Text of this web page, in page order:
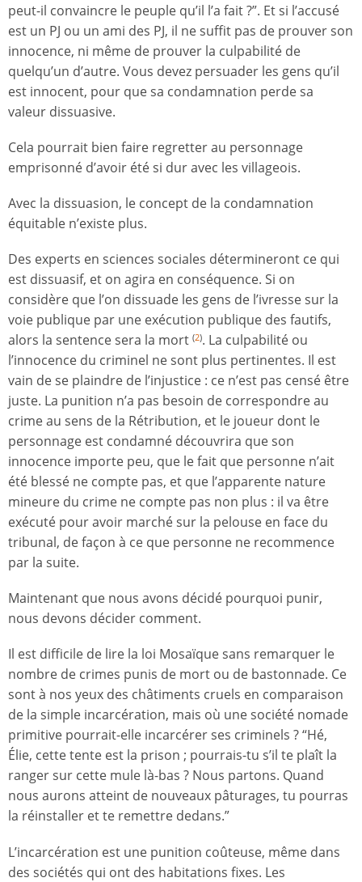
peut-il convaincre le peuple qu’il l’a fait ?”. Et si l’accusé
est un PJ ou un ami des PJ, il ne suffit pas de prouver son
innocence, ni même de prouver la culpabilité de
quelqu’un d’autre. Vous devez persuader les gens qu’il
est innocent, pour que sa condamnation perde sa
valeur dissuasive.
Cela pourrait bien faire regretter au personnage
emprisonné d’avoir été si dur avec les villageois.
Avec la dissuasion, le concept de la condamnation
équitable n’existe plus.
Des experts en sciences sociales détermineront ce qui
est dissuasif, et on agira en conséquence. Si on
considère que l’on dissuade les gens de l’ivresse sur la
voie publique par une exécution publique des fautifs,
alors la sentence sera la mort (2). La culpabilité ou
l’innocence du criminel ne sont plus pertinentes. Il est
vain de se plaindre de l’injustice : ce n’est pas censé être
juste. La punition n’a pas besoin de correspondre au
crime au sens de la Rétribution, et le joueur dont le
personnage est condamné découvrira que son
innocence importe peu, que le fait que personne n’ait
été blessé ne compte pas, et que l’apparente nature
mineure du crime ne compte pas non plus : il va être
exécuté pour avoir marché sur la pelouse en face du
tribunal, de façon à ce que personne ne recommence
par la suite.
Maintenant que nous avons décidé pourquoi punir,
nous devons décider comment.
Il est difficile de lire la loi Mosaïque sans remarquer le
nombre de crimes punis de mort ou de bastonnade. Ce
sont à nos yeux des châtiments cruels en comparaison
de la simple incarcération, mais où une société nomade
primitive pourrait-elle incarcérer ses criminels ? “Hé,
Élie, cette tente est la prison ; pourrais-tu s’il te plaît la
ranger sur cette mule là-bas ? Nous partons. Quand
nous aurons atteint de nouveaux pâturages, tu pourras
la réinstaller et te remettre dedans.”
L’incarcération est une punition coûteuse, même dans
des sociétés qui ont des habitations fixes. Les